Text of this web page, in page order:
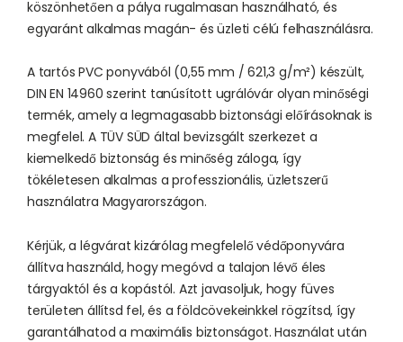
köszönhetően a pálya rugalmasan használható, és
egyaránt alkalmas magán- és üzleti célú felhasználásra.
A tartós PVC ponyvából (0,55 mm / 621,3 g/m²) készült,
DIN EN 14960 szerint tanúsított ugrálóvár olyan minőségi
termék, amely a legmagasabb biztonsági előírásoknak is
megfelel. A TÜV SÜD által bevizsgált szerkezet a
kiemelkedő biztonság és minőség záloga, így
tökéletesen alkalmas a professzionális, üzletszerű
használatra Magyarországon.
Kérjük, a légvárat kizárólag megfelelő védőponyvára
állítva használd, hogy megóvd a talajon lévő éles
tárgyaktól és a kopástól. Azt javasoljuk, hogy füves
területen állítsd fel, és a földcövekeinkkel rögzítsd, így
garantálhatod a maximális biztonságot. Használat után